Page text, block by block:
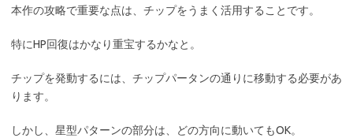
本作の攻略で重要な点は、チップをうまく活用することです。
特にHP回復はかなり重宝するかなと。
チップを発動するには、チップパータンの通りに移動する必要があ
ります。
しかし、星型パターンの部分は、どの方向に動いてもOK。